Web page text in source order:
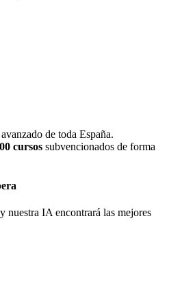
de toda España.
cursos subvencionados de forma
nuestra IA encontrará las mejores